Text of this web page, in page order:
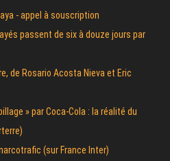
- appel à souscription
passent de six à douze jours par
de Rosario Acosta Nieva et Eric
» par Coca-Cola : la réalité du
(sur France Inter)